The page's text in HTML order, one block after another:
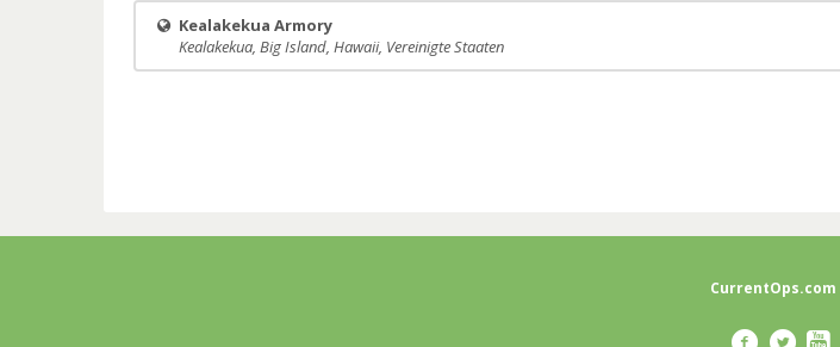
Kealakekua Armory
Kealakekua, Big Island, Hawaii, Vereinigte Staaten
CurrentOps.com